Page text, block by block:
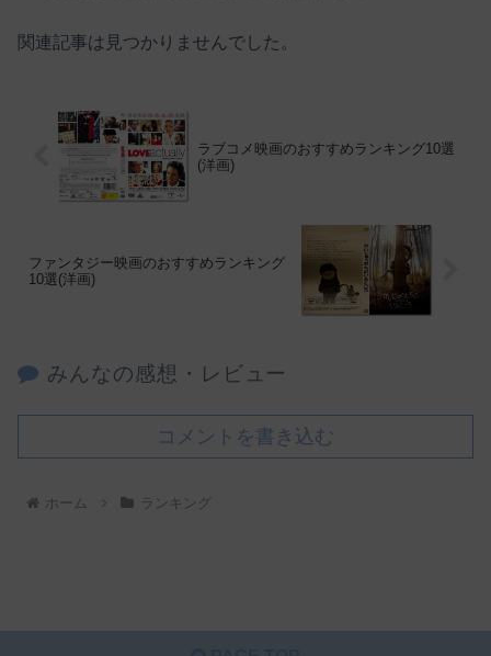
関連記事は見つかりませんでした。
ラブコメ映画のおすすめランキング10選
(洋画)
ファンタジー映画のおすすめランキング
10選(洋画)
みんなの感想・レビュー
コメントを書き込む
ホーム ランキング